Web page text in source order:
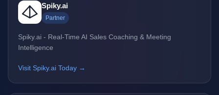
Spiky.ai
Partner
Spiky.ai - Real-Time AI Sales Coaching & Meeting
Intelligence
Visit Spiky.ai Today →